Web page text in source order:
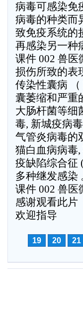
病毒可感染免
病毒的种类而
致免疫系统的
再感染另一种
课件 002 兽医
损伤所致的表
传染性囊病
囊萎缩和严重
大肠杆菌等细
毒, 新城疫病
气管炎病毒的
猫白血病病毒
疫缺陷综合征
多种继发感染
课件 002 兽医
感谢观看此片
欢迎指导
19 20 21